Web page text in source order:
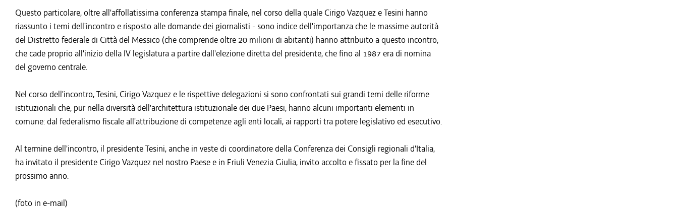
Questo particolare, oltre all'affollatissima conferenza stampa finale, nel corso della quale Cirigo Vazquez e Tesini hanno
riassunto i temi dell'incontro e risposto alle domande dei giornalisti - sono indice dell'importanza che le massime autorità
del Distretto federale di Città del Messico (che comprende oltre 20 milioni di abitanti) hanno attribuito a questo incontro,
che cade proprio all'inizio della IV legislatura a partire dall'elezione diretta del presidente, che fino al 1987 era di nomina
del governo centrale.
Nel corso dell'incontro, Tesini, Cirigo Vazquez e le rispettive delegazioni si sono confrontati sui grandi temi delle riforme
istituzionali che, pur nella diversità dell'architettura istituzionale dei due Paesi, hanno alcuni importanti elementi in
comune: dal federalismo fiscale all'attribuzione di competenze agli enti locali, ai rapporti tra potere legislativo ed esecutivo.
Al termine dell'incontro, il presidente Tesini, anche in veste di coordinatore della Conferenza dei Consigli regionali d'Italia,
ha invitato il presidente Cirigo Vazquez nel nostro Paese e in Friuli Venezia Giulia, invito accolto e fissato per la fine del
prossimo anno.
(foto in e-mail)